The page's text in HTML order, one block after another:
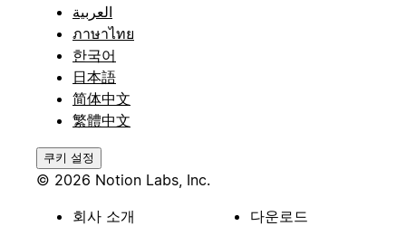
العربية
ภาษาไทย
한국어
日本語
简体中文
繁體中文
쿠키 설정
© 2026 Notion Labs, Inc.
회사 소개
다운로드